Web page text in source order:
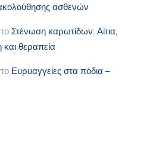
ασθενών
Στένωση καρωτίδων: Αίτια,
θεραπεία
Ευρυαγγείες στα πόδια –